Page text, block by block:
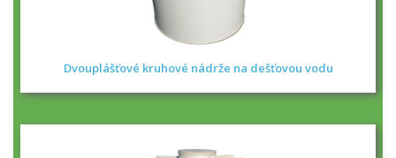
Dvouplášťové kruhové nádrže na dešťovou vodu